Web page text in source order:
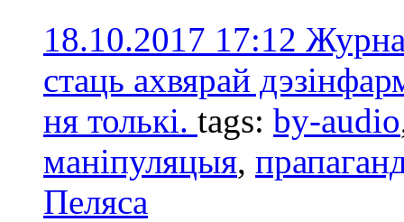
18.10.2017 17:12
стаць ахвярай
ня толькі. tags: by-audio
маніпуляцыя,
Пеляса